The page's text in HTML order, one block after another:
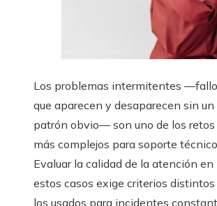
Los problemas intermitentes
que aparecen y desaparecen sin un
patrón obvio— son uno de los retos
más complejos para soporte
Evaluar la calidad de la atención en
estos casos exige criterios distintos
los usados para incidentes